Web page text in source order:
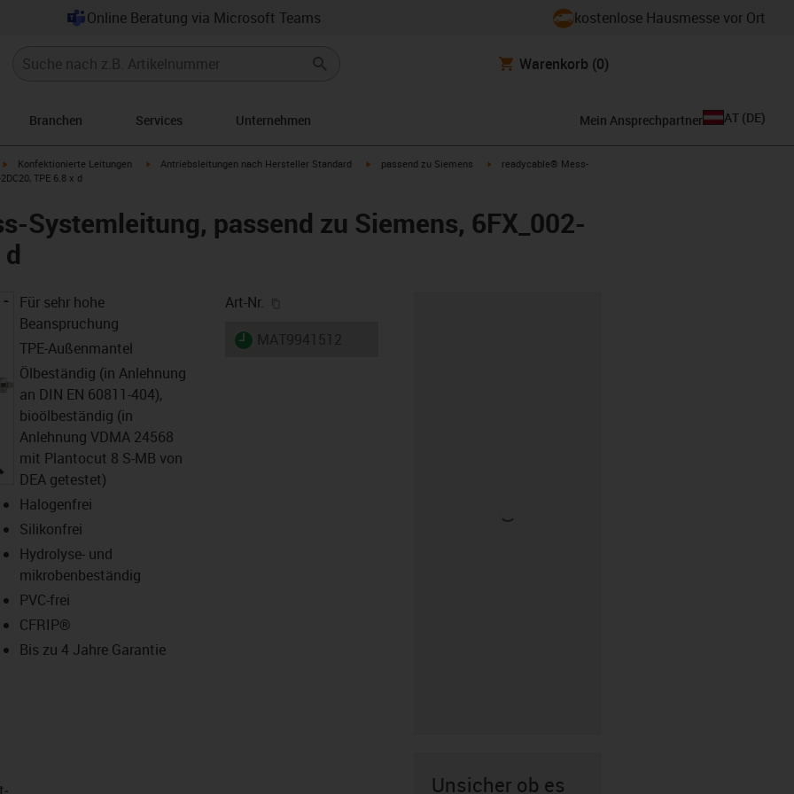
Online Beratung via Microsoft Teams kostenlose Hausmesse vor Ort
Warenkorb (0)
Branchen Services Unternehmen Mein Ansprechpartner AT (DE)
igus-icon-arrow-right
Konfektionierte Leitungen igus-icon-arrow-right
Antriebsleitungen nach Hersteller Standard igus-icon-arrow-right
passend zu Siemens igus-icon-arrow-right
readycable® Mess-
TPE 6.8 x d
Systemleitung, passend zu Siemens, 6FX_002-
igus-icon-lupe
Für sehr hohe
Beanspruchung
TPE-Außenmantel
Ölbeständig (in Anlehnung
an DIN EN 60811-404),
bioölbeständig (in
Anlehnung VDMA 24568
mit Plantocut 8 S-MB von
DEA getestet)
Halogenfrei
Silikonfrei
Hydrolyse- und
mikrobenbeständig
PVC-frei
CFRIP®
Bis zu 4 Jahre Garantie
Art-Nr.
igus-icon-lieferzeit
Unsicher ob es